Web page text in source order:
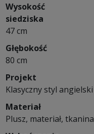
Wysokość
siedziska
47 cm
Głębokość
80 cm
Projekt
Klasyczny styl angielski
Materiał
Plusz, materiał, tkanina